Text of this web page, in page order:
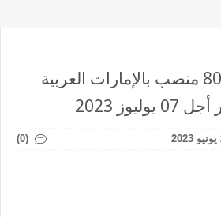
مطلوب توظيف 80 منصب بالإمارات العربية
(0)